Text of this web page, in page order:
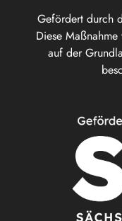
Gefördert durch
Diese
auf der